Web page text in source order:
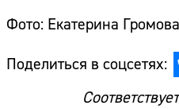
Фото: Екатерина
Поделиться в соцсетях: